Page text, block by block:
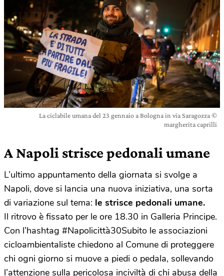
La ciclabile umana del 23 gennaio a Bologna in via Saragozza ©
margherita caprilli
A Napoli strisce pedonali umane
L’ultimo appuntamento della giornata si svolge a
Napoli, dove si lancia una nuova iniziativa, una sorta
di variazione sul tema: le strisce pedonali umane.
Il ritrovo è fissato per le ore 18.30 in Galleria Principe.
Con l’hashtag #Napolicittà30Subito le associazioni
cicloambientaliste chiedono al Comune di proteggere
chi ogni giorno si muove a piedi o pedala, sollevando
l’attenzione sulla pericolosa inciviltà di chi abusa della